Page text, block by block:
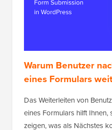
Warum Benutzer
eines Formulars
Das Weiterleiten von
eines Formulars hilft
zeigen, was als Nächstes